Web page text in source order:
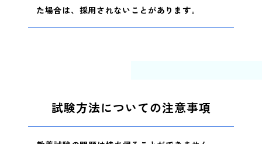
た場合は、採用されないことがあります。
試験方法についての注意事項